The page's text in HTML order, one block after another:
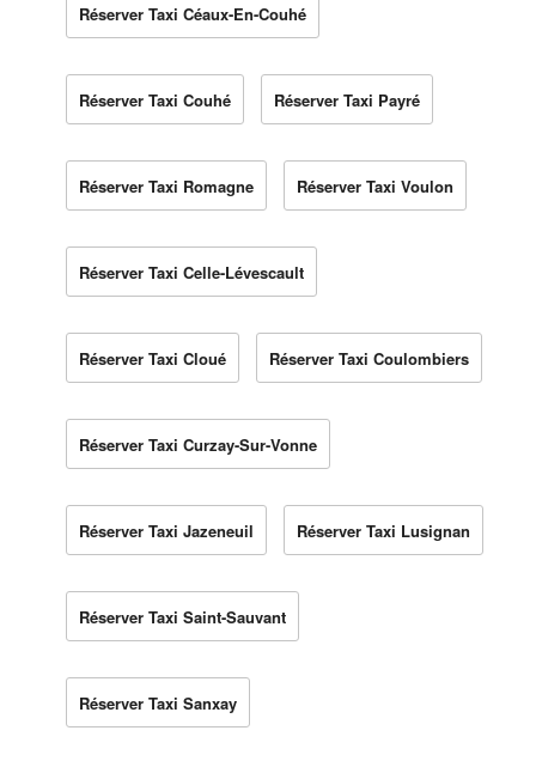
Réserver Taxi Céaux-En-Couhé
Réserver Taxi Couhé Réserver Taxi Payré
Réserver Taxi Romagne Réserver Taxi Voulon
Réserver Taxi Celle-Lévescault
Réserver Taxi Cloué Réserver Taxi Coulombiers
Réserver Taxi Curzay-Sur-Vonne
Réserver Taxi Jazeneuil Réserver Taxi Lusignan
Réserver Taxi Saint-Sauvant
Réserver Taxi Sanxay